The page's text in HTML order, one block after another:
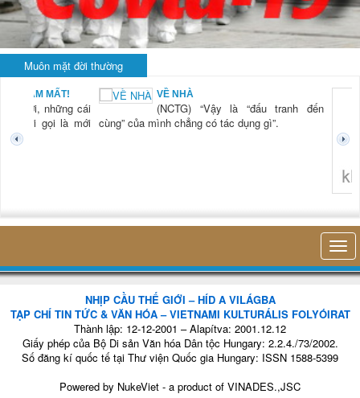
Muôn mặt đời thường
NAM MẤT!
“Xời, những cái
mới gọi là mới
VỀ NHÀ
(NCTG) “Vậy là “đấu tranh đến
cùng” của mình chẳng có tác dụng gì”.
NHỊP CẦU THẾ GIỚI – HÍD A VILÁGBA
TẠP CHÍ TIN TỨC & VĂN HÓA – VIETNAMI KULTURÁLIS FOLYÓIRAT
Thành lập: 12-12-2001 – Alapítva: 2001.12.12
Giấy phép của Bộ Di sản Văn hóa Dân tộc Hungary: 2.2.4./73/2002.
Số đăng kí quốc tế tại Thư viện Quốc gia Hungary: ISSN 1588-5399
Powered by NukeViet - a product of VINADES.,JSC